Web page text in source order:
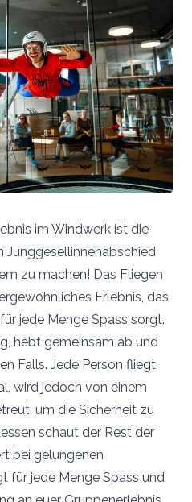
im Windwerk ist die
zu machen! Das Fliegen
Erlebnis, das
jede Menge Spass sorgt.
hebt gemeinsam ab und
Falls. Jede Person fliegt
wird jedoch von einem
um die Sicherheit zu
schaut der Rest der
bei gelungenen
für jede Menge Spass und